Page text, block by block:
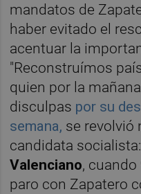
mandatos de
haber evitado el
acentuar la
"Reconstruímos
quien por la
disculpas por su
semana, se revolvió
candidata
Valenciano, cuando
paro con Zapatero